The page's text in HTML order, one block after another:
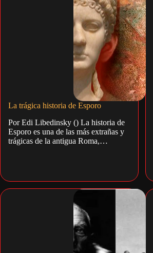
La trágica historia de Esporo
Por Edi Libedinsky () La historia de
Esporo es una de las más extrañas y
trágicas de la antigua Roma,…